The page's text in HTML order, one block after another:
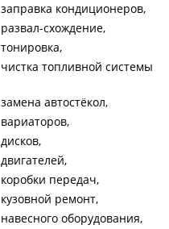
заправка кондиционеров
развал-схождение
тонировка
чистка топливной системы
замена автостёкол
вариаторов
дисков
двигателей
коробки передач
кузовной ремонт
навесного оборудования